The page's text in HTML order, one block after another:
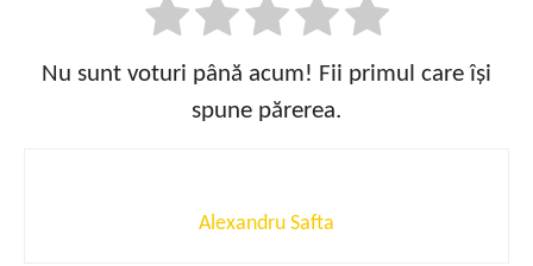
Nu sunt voturi până acum! Fii primul care își
spune părerea.
Alexandru Safta